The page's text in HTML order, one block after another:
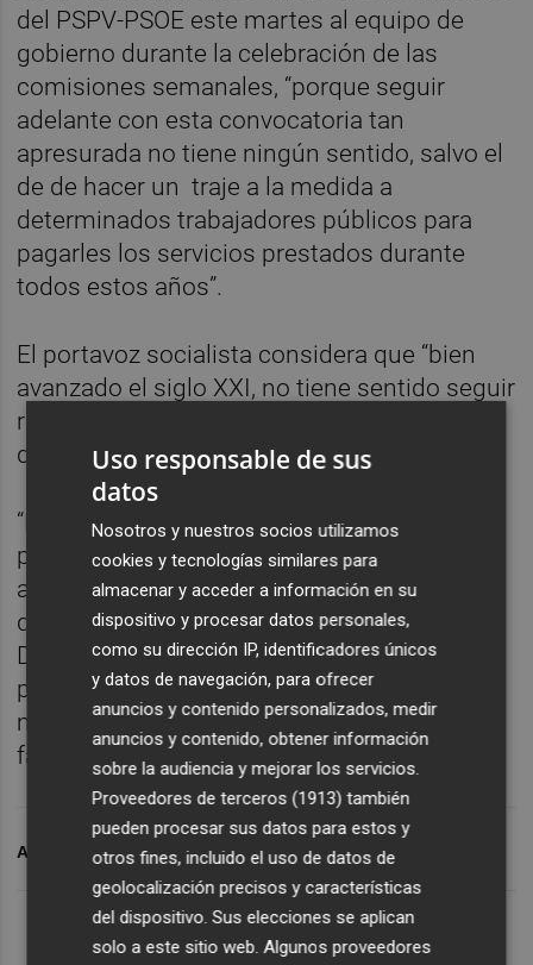
del PSPV-PSOE este martes al equipo de
gobierno durante la celebración de las
comisiones semanales, “porque seguir
adelante con esta convocatoria tan
apresurada no tiene ningún sentido, salvo el
de de hacer un traje a la medida a
determinados trabajadores públicos para
pagarles los servicios prestados durante
todos estos años”.
El portavoz socialista considera que “bien
avanzado el siglo XXI, no tiene sentido seguir
recurriendo a los viejos vicios del
de clara inspiración decimonónica”.
“Es evidente”, señala, que “el proyecto
político del PP da claras señales de
agotamiento desde hace muchos meses” y
que “soplan vientos de cambio en la
Diputación”. No obstante, pide “juego limpio
por respeto a la ciudadanía, que es muy
madura y rechaza todo tipo de tratos de
favor o de componendas”.
ARCHIVADO EN TAC PSPV-PSOE
Uso responsable de sus
datos
Nosotros y nuestros socios utilizamos
cookies y tecnologías similares para
almacenar y acceder a información en su
dispositivo y procesar datos personales,
como su dirección IP, identificadores únicos
y datos de navegación, para ofrecer
anuncios y contenido personalizados, medir
anuncios y contenido, obtener información
sobre la audiencia y mejorar los servicios.
Proveedores de terceros (1913) también
pueden procesar sus datos para estos y
otros fines, incluido el uso de datos de
geolocalización precisos y características
del dispositivo. Sus elecciones se aplican
solo a este sitio web. Algunos proveedores